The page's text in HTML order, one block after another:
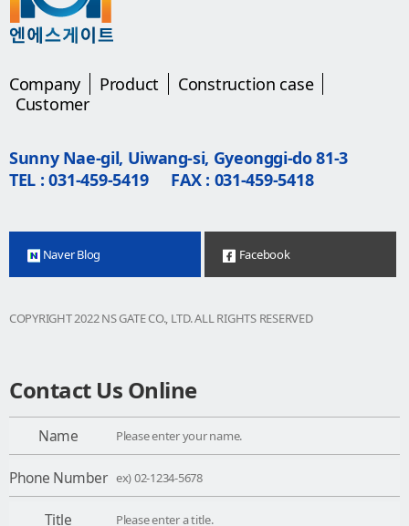
Company Product
Construction case
Customer
Sunny Nae-gil, Uiwang-si, Gyeonggi-do 81-3
TEL : 031-459-5419
FAX : 031-459-5418
Naver Blog Facebook
COPYRIGHT 2022 NS GATE CO., LTD. ALL RIGHTS RESERVED
Contact Us Online
Name
Phone Number
Title